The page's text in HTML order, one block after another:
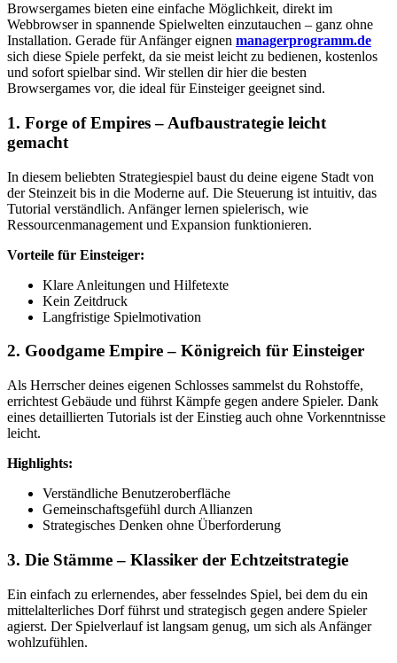
Browsergames bieten eine einfache Möglichkeit, direkt im
Webbrowser in spannende Spielwelten einzutauchen – ganz ohne
Installation. Gerade für Anfänger eignen managerprogramm.de
sich diese Spiele perfekt, da sie meist leicht zu bedienen, kostenlos
und sofort spielbar sind. Wir stellen dir hier die besten
Browsergames vor, die ideal für Einsteiger geeignet sind.
1. Forge of Empires– Aufbaustrategie leicht
gemacht
In diesem beliebten Strategiespiel baust du deine eigene Stadt von
der Steinzeit bis in die Moderne auf. Die Steuerung ist intuitiv, das
Tutorial verständlich. Anfänger lernen spielerisch, wie
Ressourcenmanagement und Expansion funktionieren.
Vorteile für Einsteiger:
Klare Anleitungen und Hilfetexte
Kein Zeitdruck
Langfristige Spielmotivation
2. Goodgame Empire– Königreich für Einsteiger
Als Herrscher deines eigenen Schlosses sammelst du Rohstoffe,
errichtest Gebäude und führst Kämpfe gegen andere Spieler. Dank
eines detaillierten Tutorials ist der Einstieg auch ohne Vorkenntnisse
leicht.
Highlights:
Verständliche Benutzeroberfläche
Gemeinschaftsgefühl durch Allianzen
Strategisches Denken ohne Überforderung
3. Die Stämme– Klassiker der Echtzeitstrategie
Ein einfach zu erlernendes, aber fesselndes Spiel, bei dem du ein
mittelalterliches Dorf führst und strategisch gegen andere Spieler
agierst. Der Spielverlauf ist langsam genug, um sich als Anfänger
wohlzufühlen.